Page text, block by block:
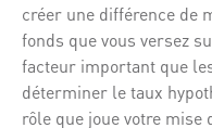
créer une différence de
fonds que vous versez
facteur important que
déterminer le taux
rôle que joue votre mise